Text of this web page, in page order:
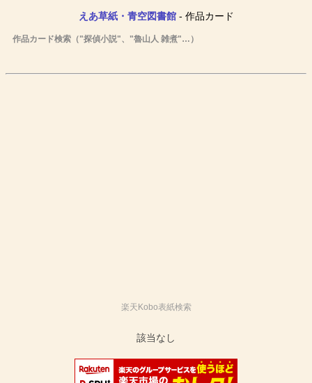
えあ草紙・青空図書館- 作品カード
作品カード検索（"探偵小説"、"魯山人 雑煮"…）
楽天Kobo表紙検索